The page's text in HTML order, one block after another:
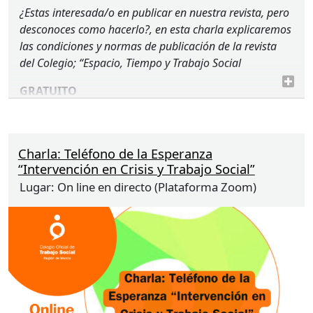
¿Estas interesada/o en publicar en nuestra revista, pero
desconoces como hacerlo?, en esta charla explicaremos
las condiciones y normas de publicación de la revista
del Colegio; “Espacio, Tiempo y Trabajo Social
GRATUITO
Dirigido a:personas colegiadas y precolegiadas de
Trabajo Social, previa inscripción hasta completar
aforo.
Lugar:se realizará de
a través de la
plataforma zoom, el contenido de la charla NO
será grabado.
El mismo día de la charla, por la
mañana, se enviaráenlace al mailde las personas
inscritas.
Si no recibes el enlace de acceso pasadas las 13:30
Charla: Teléfono de la Esperanza
“Intervención en Crisis y Trabajo Social”
Lugar: On line en directo (Plataforma Zoom)